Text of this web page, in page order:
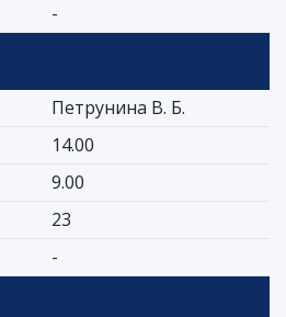
-
Петрунина В. Б.
14.00
9.00
23
-